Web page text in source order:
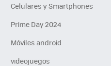
Celulares y Smartphones
Prime Day 2024
Móviles android
videojuegos